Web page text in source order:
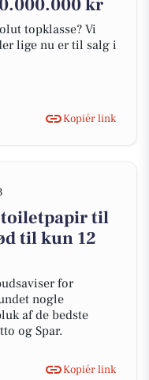
kr
topklasse? Vi
lige nu er til salg i
Kopiér link
til
til kun 12
for
nogle
af de bedste
og Spar.
Kopiér link